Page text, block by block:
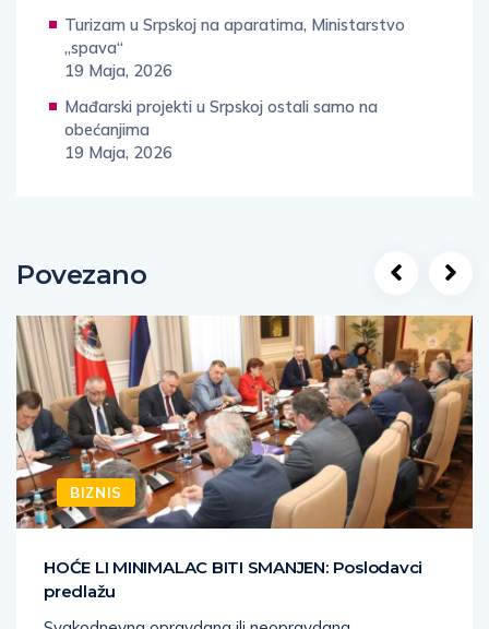
Turizam u Srpskoj na aparatima, Ministarstvo
„spava“
19 Maja, 2026
Mađarski projekti u Srpskoj ostali samo na
obećanjima
19 Maja, 2026
Povezano
BIZNIS
HOĆE LI MINIMALAC BITI SMANJEN: Poslodavci
predlažu